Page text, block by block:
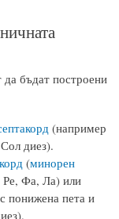
бъдат построени
(например
диез).
(минорен
Ре, Фа, Ла) или
понижена пета и